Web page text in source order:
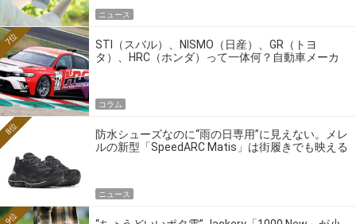
ニュース
STI（スバル）、NISMO（日産）、GR（トヨ
タ）、HRC（ホンダ）って一体何？自動車メーカ
7位
コラム
防水シューズなのに“雨の日専用”に見えない。メレ
ルの新型「SpeedARC Matis」は街履きでも映える
8位
ニュース
9位